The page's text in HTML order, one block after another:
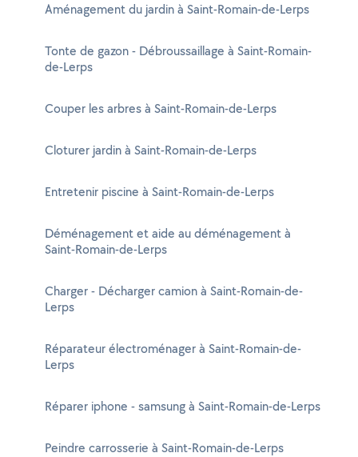
Aménagement du jardin à Saint-Romain-de-Lerps
Tonte de gazon - Débroussaillage à Saint-Romain-
de-Lerps
Couper les arbres à Saint-Romain-de-Lerps
Cloturer jardin à Saint-Romain-de-Lerps
Entretenir piscine à Saint-Romain-de-Lerps
Déménagement et aide au déménagement à
Saint-Romain-de-Lerps
Charger - Décharger camion à Saint-Romain-de-
Lerps
Réparateur électroménager à Saint-Romain-de-
Lerps
Réparer iphone - samsung à Saint-Romain-de-Lerps
Peindre carrosserie à Saint-Romain-de-Lerps